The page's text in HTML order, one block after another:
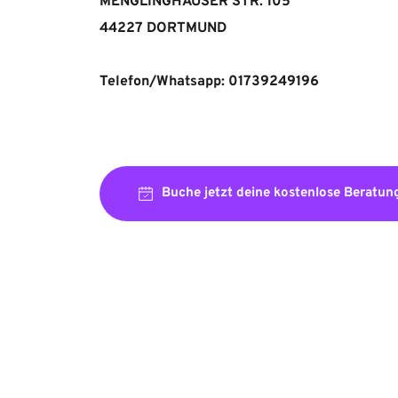
44227 DORTMUND
Telefon/Whatsapp: 01739249196
Buche jetzt deine kostenlose